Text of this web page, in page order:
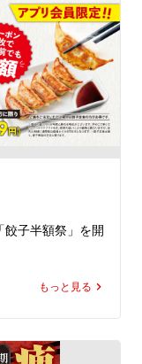
れと鶏ガラをあわ
クを感じられるス
りながら、コクが
飲み干したくな
り鶏チャーシュ
せ、仕上げにレモ
かな香りや食
なくお楽しみい
かりと感じら
「冷やしレモンラ
子半額祭」を開
ンは即日取得で
もっと見る